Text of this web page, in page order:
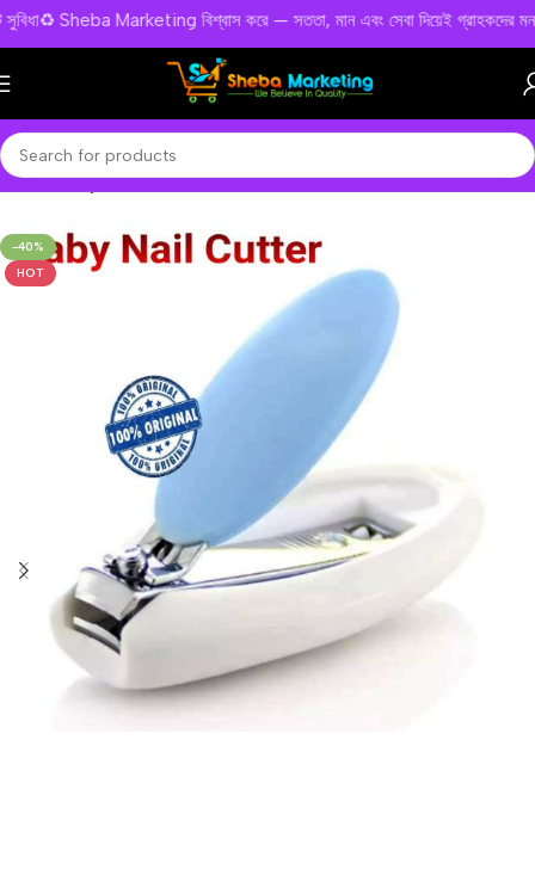
Home Baby Products
-40%
HOT
Sheba Marketing বিশ্বাস করে — সততা, মান এবং সেবা দিয়েই গ্রাহকদের মন